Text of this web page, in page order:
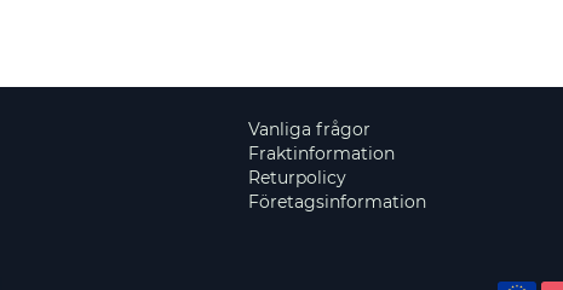
Vanliga frågor
Fraktinformation
Returpolicy
Företagsinformation